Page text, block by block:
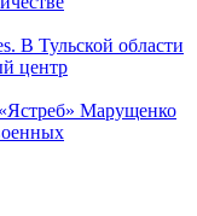
В Тульской области
центр
Марущенко